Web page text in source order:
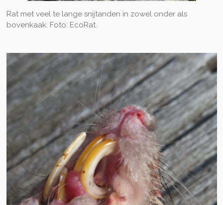
Rat met veel te lange snijtanden in zowel onder als
bovenkaak. Foto: EcoRat.